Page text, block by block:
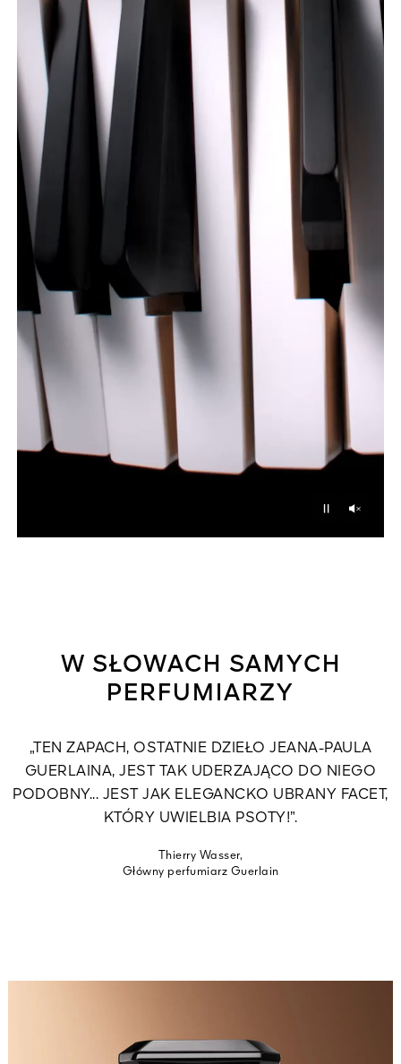
Pause
W SŁOWACH SAMYCH
PERFUMIARZY
„TEN ZAPACH, OSTATNIE DZIEŁO JEANA-PAULA
GUERLAINA, JEST TAK UDERZAJĄCO DO NIEGO
PODOBNY... JEST JAK ELEGANCKO UBRANY FACET,
KTÓRY UWIELBIA PSOTY!”.
Thierry Wasser,
Główny perfumiarz Guerlain